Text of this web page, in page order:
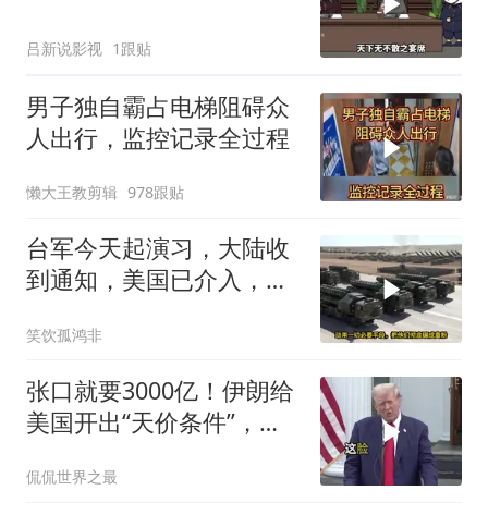
吕新说影视 1跟贴
男子独自霸占电梯阻碍众
人出行，监控记录全过程
懒大王教剪辑 978跟贴
台军今天起演习，大陆收
到通知，美国已介入，日
笑饮孤鸿非
张口就要3000亿！伊朗给
美国开出“天价条件”，特
侃侃世界之最